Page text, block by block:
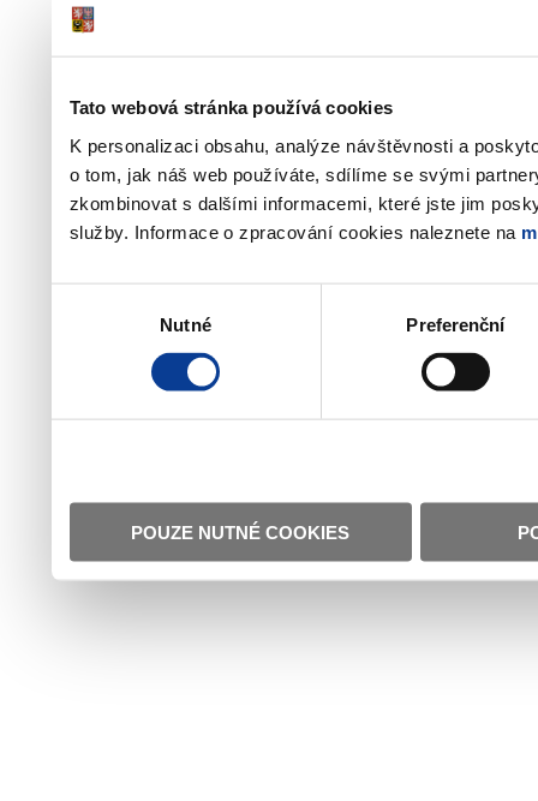
Tato webová stránka používá cookies
K personalizaci obsahu, analýze návštěvnosti a
o tom, jak náš web používáte, sdílíme se svými
zkombinovat s dalšími informacemi, které jste jim
služby. Informace o zpracování cookies naleznete na
Nutné Preferenční
POUZE NUTNÉ COOKIES